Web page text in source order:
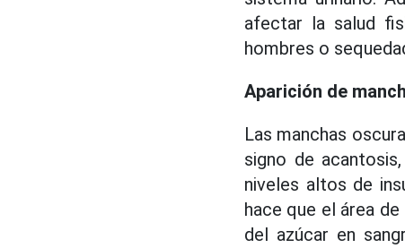
afectar la salud
hombres o
Aparición de
Las manchas
signo de
niveles altos de
hace que el área
del azúcar en